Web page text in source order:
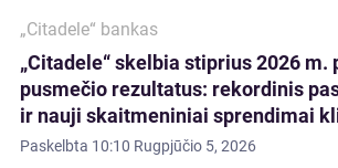
„Citadele“ bankas
„Citadele“ skelbia stiprius 2026 m.
pusmečio rezultatus: rekordinis
ir nauji skaitmeniniai sprendimai
Paskelbta 10:10 Rugpjūčio 5, 2026